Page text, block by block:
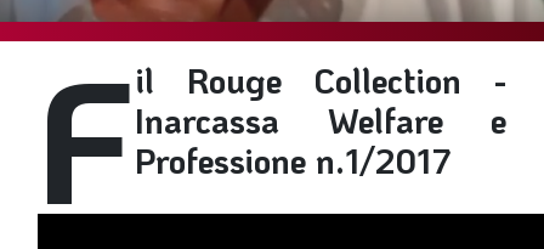
PREVIDENZA
PROFESSIONE
TERZA PAGINA
Fil Rouge Collection -
Inarcassa Welfare e
Professione n.1/2017